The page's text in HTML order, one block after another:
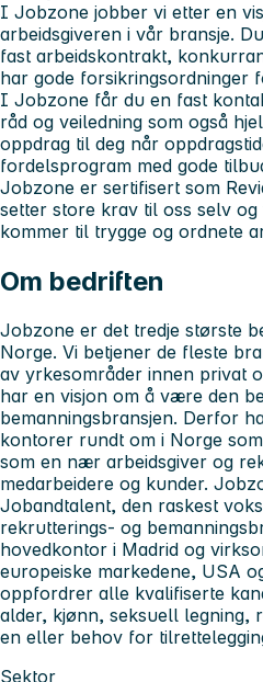
I Jobzone jobber vi etter en
arbeidsgiveren i vår bransje.
fast arbeidskontrakt,
har gode forsikringsordninger
I Jobzone får du en fast
råd og veiledning som også
oppdrag til deg når
fordelsprogram med gode
Jobzone er sertifisert som
setter store krav til oss selv
kommer til trygge og ordnete
Om bedriften
Jobzone er det tredje største
Norge. Vi betjener de fleste
av yrkesområder innen privat
har en visjon om å være den
bemanningsbransjen. Derfor
kontorer rundt om i Norge
som en nær arbeidsgiver og
medarbeidere og kunder.
Jobandtalent, den raskest
rekrutterings- og
hovedkontor i Madrid og
europeiske markedene, USA
oppfordrer alle kvalifiserte
alder, kjønn, seksuell legning,
en eller behov for
Sektor